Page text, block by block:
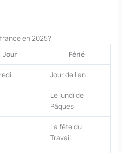
en 2025?
Jour Férié
Jour de l’an
Le lundi de
Pâques
La fête du
Travail